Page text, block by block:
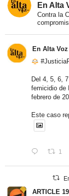
En Alta
Contra la
En Alta Voz
Del 4, 5, 6,
femicidio de
febrero de
Este caso
1
ARTICLE